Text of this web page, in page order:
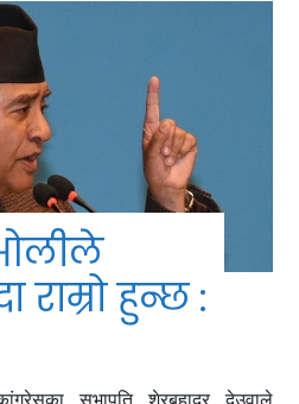
ओलीले
राम्रो हुन्छ :
सभापति शेरबहादुर देउवाले